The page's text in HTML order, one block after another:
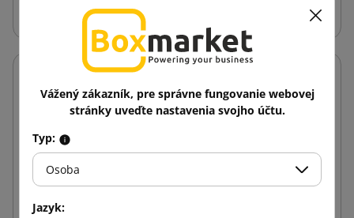
Vážený zákazník, pre správne fungovanie webovej
stránky uveďte nastavenia svojho účtu.
Typ:
Osoba
Jazyk: